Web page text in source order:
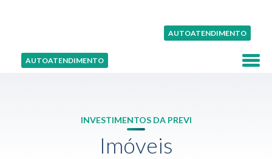
AUTOATENDIMENTO
AUTOATENDIMENTO
INVESTIMENTOS DA PREVI
Imóveis